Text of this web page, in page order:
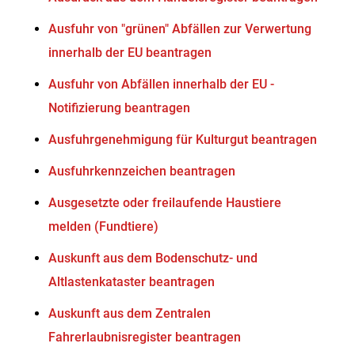
Ausfuhr von "grünen" Abfällen zur Verwertung
innerhalb der EU beantragen
Ausfuhr von Abfällen innerhalb der EU -
Notifizierung beantragen
Ausfuhrgenehmigung für Kulturgut beantragen
Ausfuhrkennzeichen beantragen
Ausgesetzte oder freilaufende Haustiere
melden (Fundtiere)
Auskunft aus dem Bodenschutz- und
Altlastenkataster beantragen
Auskunft aus dem Zentralen
Fahrerlaubnisregister beantragen